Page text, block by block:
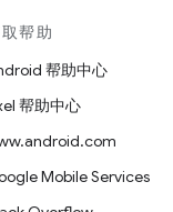
帮助
帮助中心
帮助中心
Mobile Services